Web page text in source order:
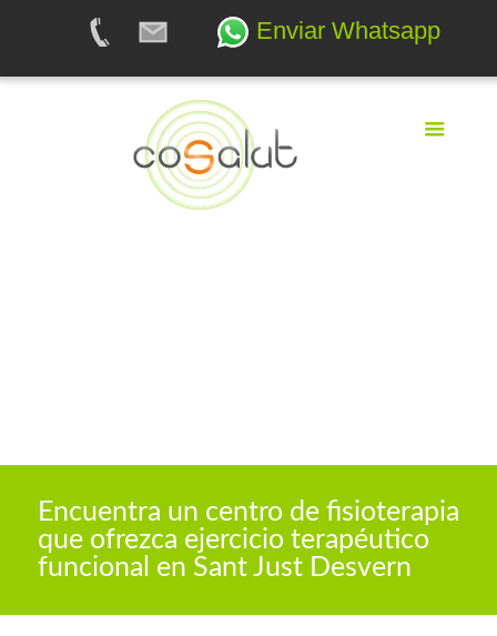
Enviar Whatsapp
Encuentra un centro de fisioterapia
que ofrezca ejercicio terapéutico
funcional en Sant Just Desvern